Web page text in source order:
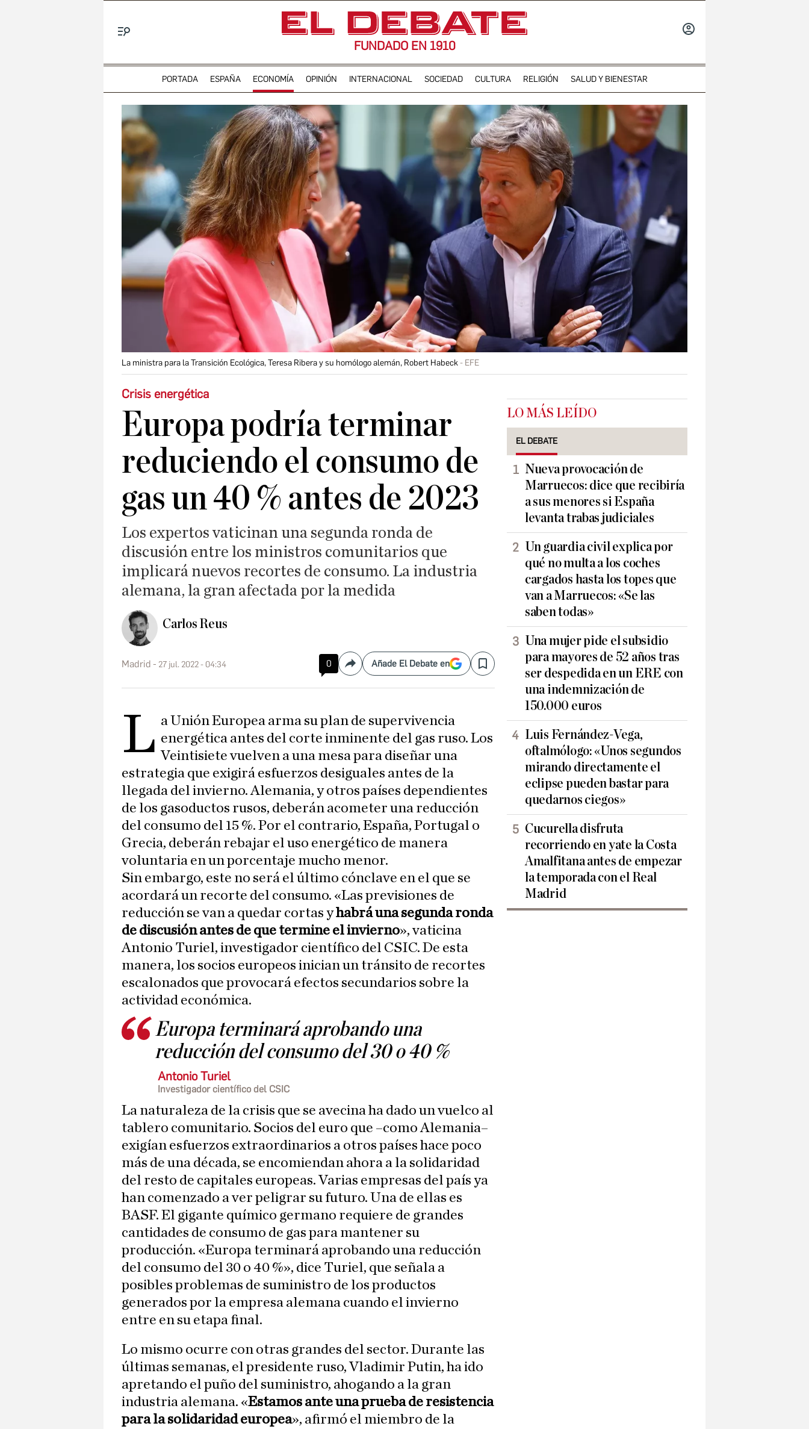
FUNDADO EN 1910
PORTADA ESPAÑA ECONOMÍA OPINIÓN INTERNACIONAL SOCIEDAD CULTURA RELIGIÓN SALUD Y BIENESTAR
La ministra para la Transición Ecológica, Teresa Ribera y su homólogo alemán, Robert Habeck EFE
Crisis energética
Europa podría terminar
reduciendo el consumo de
gas un 40 % antes de 2023
Los expertos vaticinan una segunda ronda de
discusión entre los ministros comunitarios que
implicará nuevos recortes de consumo. La industria
alemana, la gran afectada por la medida
Carlos Reus
Madrid 27 jul. 2022 - 04:34 0 CompartirAñade El Debate en Save
L a Unión Europea arma su plan de supervivencia
energética antes del corte inminente del gas ruso. Los
Veintisiete vuelven a una mesa para diseñar una
estrategia que exigirá esfuerzos desiguales antes de la
llegada del invierno. Alemania, y otros países dependientes
de los gasoductos rusos, deberán acometer una reducción
del consumo del 15 %. Por el contrario, España, Portugal o
Grecia, deberán rebajar el uso energético de manera
voluntaria en un porcentaje mucho menor.
Sin embargo, este no será el último cónclave en el que se
acordará un recorte del consumo. «Las previsiones de
reducción se van a quedar cortas yhabrá una segunda ronda
de discusión antes de que termine el invierno», vaticina
Antonio Turiel, investigador científico del CSIC. De esta
manera, los socios europeos inician un tránsito de recortes
escalonados que provocará efectos secundarios sobre la
actividad económica.
Europa terminará aprobando una
reducción del consumo del 30 o 40 %
Antonio Turiel
Investigador científico del CSIC
La naturaleza de la crisis que se avecina ha dado un vuelco al
tablero comunitario. Socios del euro que –como Alemania–
exigían esfuerzos extraordinarios a otros países hace poco
más de una década, se encomiendan ahora a la solidaridad
del resto de capitales europeas. Varias empresas del país ya
han comenzado a ver peligrar su futuro. Una de ellas es
BASF. El gigante químico germano requiere de grandes
cantidades de consumo de gas para mantener su
producción. «Europa terminará aprobando una reducción
del consumo del 30 o 40 %», dice Turiel, que señala a
posibles problemas de suministro de los productos
generados por la empresa alemana cuando el invierno
entre en su etapa final.
Lo mismo ocurre con otras grandes del sector. Durante las
últimas semanas, el presidente ruso, Vladimir Putin, ha ido
apretando el puño del suministro, ahogando a la gran
industria alemana. «Estamos ante una prueba de resistencia
para la solidaridad europea», afirmó el miembro de la
LO MÁS LEÍDO
EL DEBATE
Nueva provocación de
Marruecos: dice que recibiría
a sus menores si España
levanta trabas judiciales
Un guardia civil explica por
qué no multa a los coches
cargados hasta los topes que
van a Marruecos: «Se las
saben todas»
Una mujer pide el subsidio
para mayores de 52 años tras
ser despedida en un ERE con
una indemnización de
150.000 euros
Luis Fernández-Vega,
oftalmólogo: «Unos segundos
mirando directamente el
eclipse pueden bastar para
quedarnos ciegos»
Cucurella disfruta
recorriendo en yate la Costa
Amalfitana antes de empezar
la temporada con el Real
Madrid